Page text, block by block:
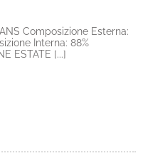
Composizione Esterna:
Interna: 88%
ESTATE [...]